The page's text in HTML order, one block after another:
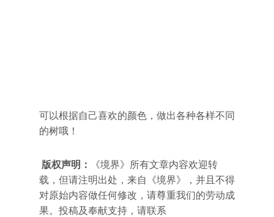
可以根据自己喜欢的颜色，做出各种各样不同
的树哦！
版权声明：
《境界》所有文章内容欢迎转
载，但请注明出处，来自《境界》，并且不得
对原始内容做任何修改，请尊重我们的劳动成
果。投稿及奉献支持，请联系